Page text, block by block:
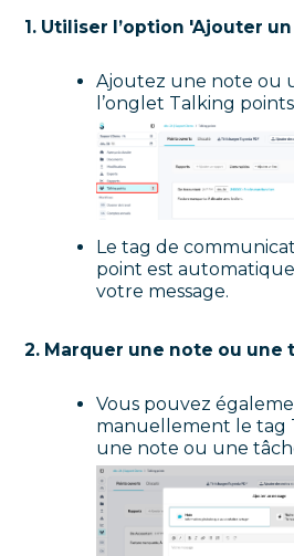
1. Utiliser l’option 'Ajouter
Ajoutez une note ou
l’onglet Talking
Le tag de
point est
votre message.
2. Marquer une note ou une
Vous pouvez
manuellement le tag
une note ou une